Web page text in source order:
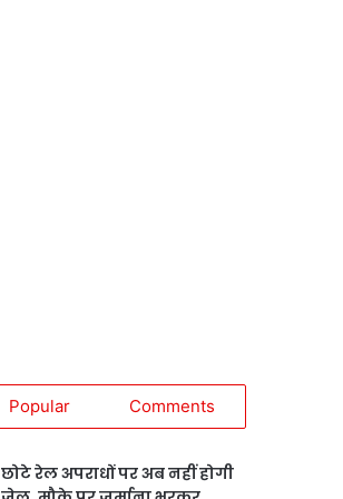
Popular Comments
छोटे रेल अपराधों पर अब नहीं होगी